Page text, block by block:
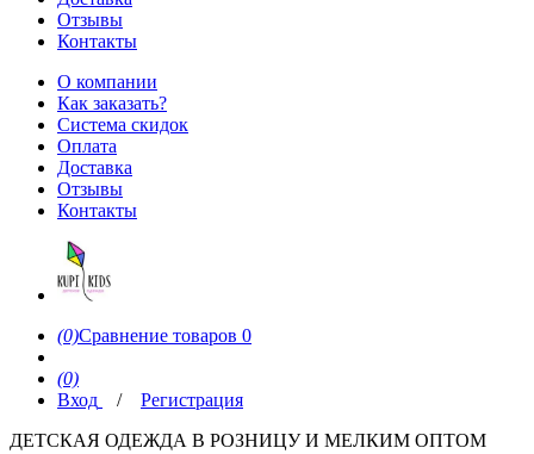
Отзывы
Контакты
О компании
Как заказать?
Система скидок
Оплата
Доставка
Отзывы
Контакты
(0)Сравнение товаров 0
(0)
Вход
/
Регистрация
ДЕТСКАЯ ОДЕЖДА В РОЗНИЦУ И МЕЛКИМ ОПТОМ